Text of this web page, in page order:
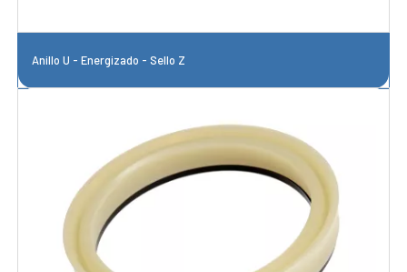
Anillo U - Energizado - Sello Z